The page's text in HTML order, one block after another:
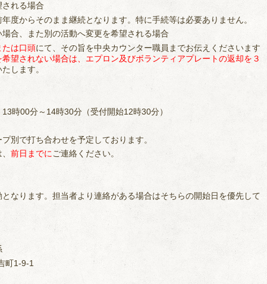
される場合
度からそのまま継続となります。特に手続等は必要ありません。
場合、また別の活動へ変更を希望される場合
たは口頭にて、その旨を中央カウンター職員までお伝えくださいます
希望されない場合は、エプロン及びボランティアプレートの返却を３
します。
時00分～14時30分（受付開始12時30分）
別で打ち合わせを予定しております。
前日までにご連絡ください。
なります。担当者より連絡がある場合はそちらの開始日を優先して
町1-9-1